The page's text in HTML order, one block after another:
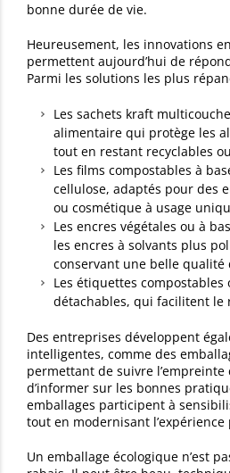
bonne durée de vie.
Heureusement, les innovations
permettent aujourd’hui de
Parmi les solutions les plus
Les sachets kraft
alimentaire qui protège les
tout en restant recyclables
Les films compostables à
cellulose, adaptés pour des
ou cosmétique à usage
Les encres végétales ou à
les encres à solvants plus
conservant une belle qualité
Les étiquettes compostables
détachables, qui facilitent le
Des entreprises développent
intelligentes, comme des
permettant de suivre
d’informer sur les bonnes
emballages participent à
tout en modernisant
Un emballage écologique n’est